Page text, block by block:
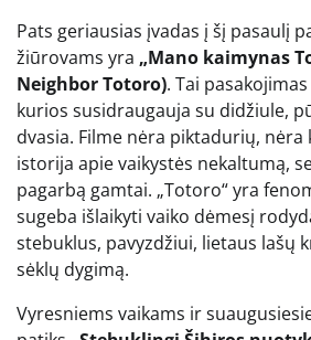
Pats geriausias įvadas į šį pasaulį
žiūrovams yra „Mano kaimynas
Neighbor Totoro). Tai
kurios susidraugauja su didžiule,
dvasia. Filme nėra piktadurių, nėra
istorija apie vaikystės nekaltumą,
pagarbą gamtai. „Totoro“ yra
sugeba išlaikyti vaiko dėmesį
stebuklus, pavyzdžiui, lietaus lašų
sėklų dygimą.
Vyresniems vaikams ir